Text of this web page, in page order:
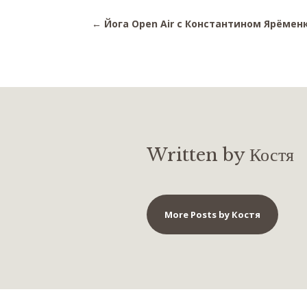
← Йога Open Air с Константином
Written by Костя
More Posts by Костя